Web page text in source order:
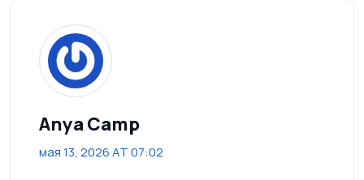
Anya Camp
мая 13, 2026 AT 07:02